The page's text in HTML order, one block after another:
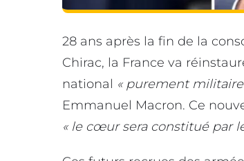
28 ans après la fin de la
Chirac, la France va
national « purement militaire
Emmanuel Macron. Ce
« le cœur sera constitué par